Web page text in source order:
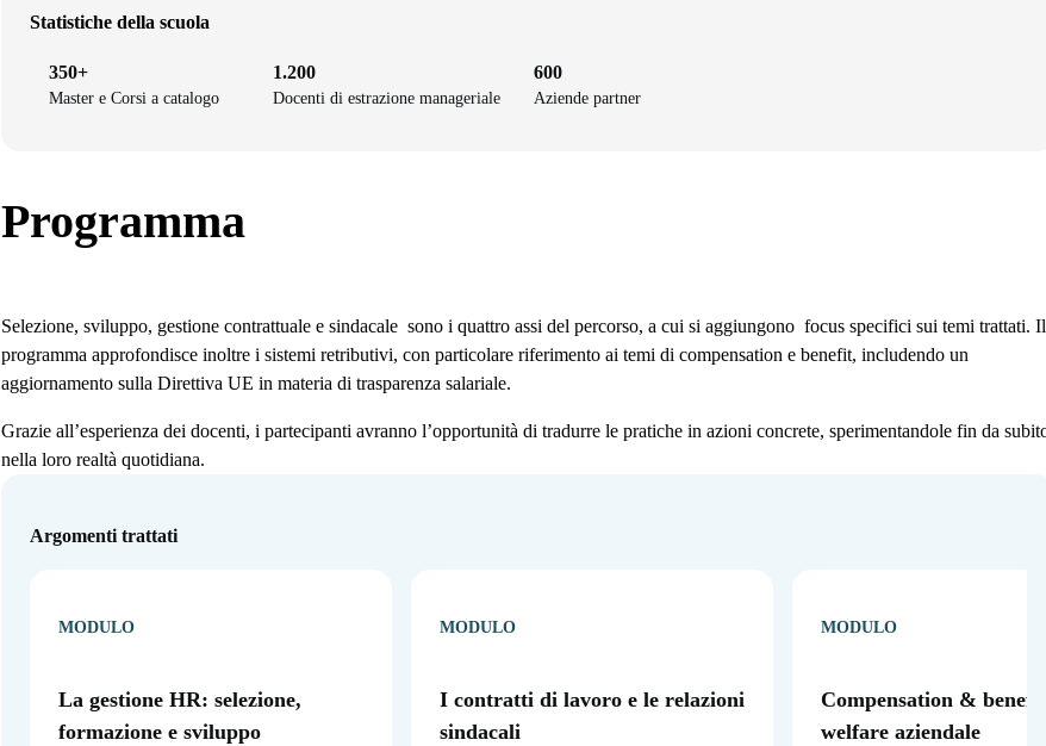
Statistiche della scuola
350+
Master e Corsi a catalogo
1.200
Docenti di estrazione manageriale
600
Aziende partner
Programma
Selezione, sviluppo, gestione contrattuale e sindacale sono i quattro assi del percorso, a cui si aggiungono focus specifici sui temi trattati. Il
programma approfondisce inoltre i sistemi retributivi, con particolare riferimento ai temi di compensation e benefit, includendo un
aggiornamento sulla Direttiva UE in materia di trasparenza salariale.
Grazie all’esperienza dei docenti, i partecipanti avranno l’opportunità di tradurre le pratiche in azioni concrete, sperimentandole fin da
nella loro realtà quotidiana.
Argomenti trattati
MODULO
La gestione HR: selezione,
formazione e sviluppo
MODULO
I contratti di lavoro e le relazioni
sindacali
MODULO
Compensation &
welfare aziendale